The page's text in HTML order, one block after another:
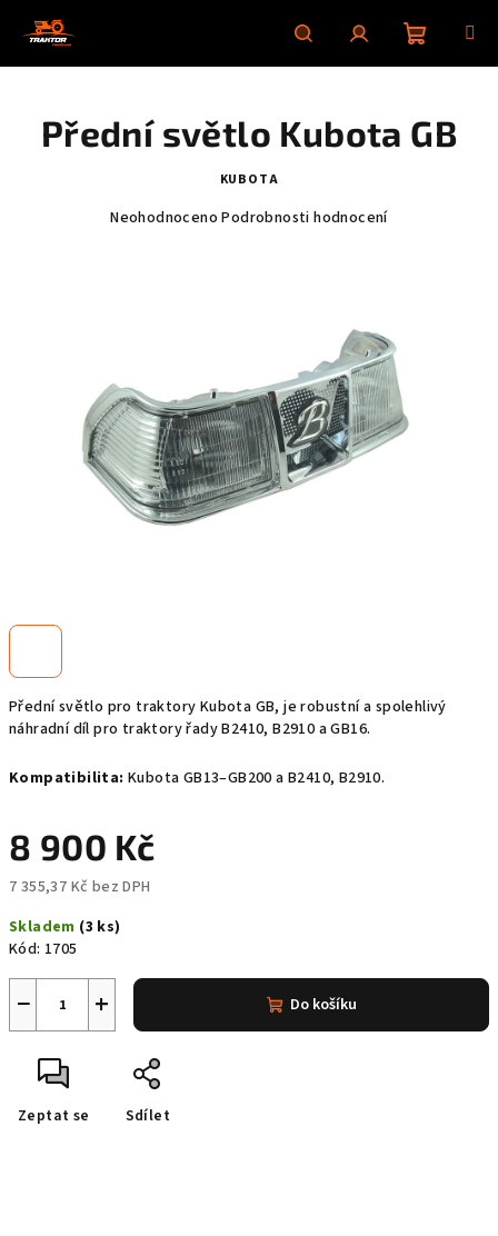
HledatPřihlášeníNákupní
košík
Přední světlo pro traktory Kubota GB, je robustní a spolehlivý
náhradní díl pro traktory řady B2410, B2910 a GB16.
Kompatibilita: Kubota GB13–GB200 a B2410, B2910.
8 900 Kč
7 355,37 Kč bez DPH
cena:
Skladem (3 ks)
Kód: 1705
+
− Do košíku
Zeptat se Sdílet
Přední světlo Kubota GB
KUBOTA
Průměrné
Neohodnoceno Podrobnosti hodnocení